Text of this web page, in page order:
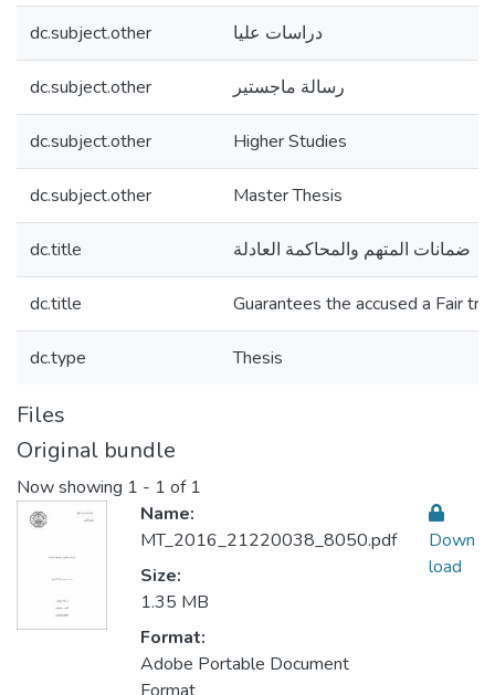
dc.subject.other دراسات عليا
dc.subject.other رسالة ماجستير
dc.subject.other Higher Studies
dc.subject.other Master Thesis
dc.title ضمانات المتهم والمحاكمة العادلة
dc.title Guarantees the accused a Fair trial
dc.type Thesis
Files
Original bundle
Now showing 1 - 1 of 1
Name:
MT_2016_21220038_8050.pdf
Size:
1.35 MB
Format:
Adobe Portable Document
Down
load